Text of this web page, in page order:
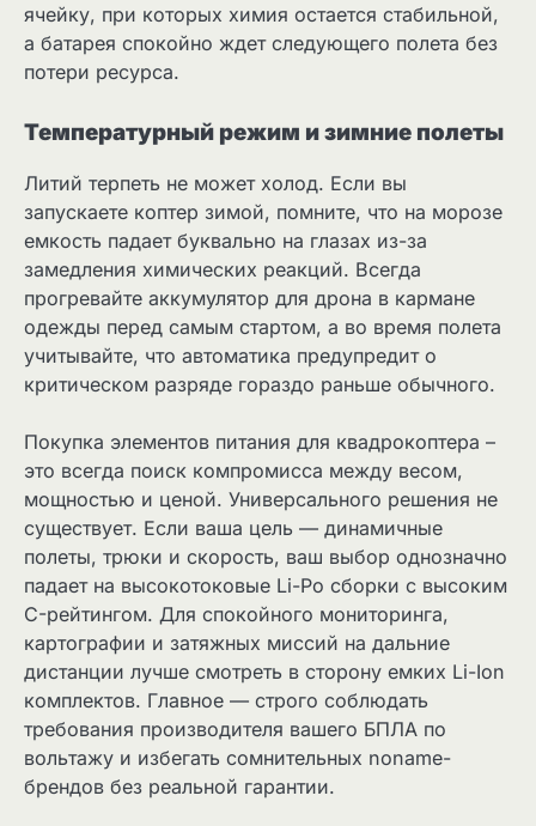
ячейку, при которых химия остается стабильной,
а батарея спокойно ждет следующего полета без
потери ресурса.
Температурный режим и зимние полеты
Литий терпеть не может холод. Если вы
запускаете коптер зимой, помните, что на морозе
емкость падает буквально на глазах из-за
замедления химических реакций. Всегда
прогревайте аккумулятор для дрона в кармане
одежды перед самым стартом, а во время полета
учитывайте, что автоматика предупредит о
критическом разряде гораздо раньше обычного.
Покупка элементов питания для квадрокоптера –
это всегда поиск компромисса между весом,
мощностью и ценой. Универсального решения не
существует. Если ваша цель — динамичные
полеты, трюки и скорость, ваш выбор однозначно
падает на высокотоковые Li-Po сборки с высоким
C-рейтингом. Для спокойного мониторинга,
картографии и затяжных миссий на дальние
дистанции лучше смотреть в сторону емких Li-Ion
комплектов. Главное — строго соблюдать
требования производителя вашего БПЛА по
вольтажу и избегать сомнительных noname-
брендов без реальной гарантии.